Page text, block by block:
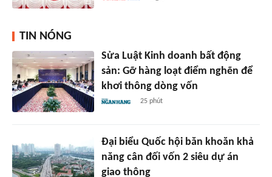
TIN NÓNG
Sửa Luật Kinh doanh bất động
sản: Gỡ hàng loạt điểm nghẽn để
khơi thông dòng vốn
25 phút
Đại biểu Quốc hội băn khoăn khả
năng cân đối vốn 2 siêu dự án
giao thông